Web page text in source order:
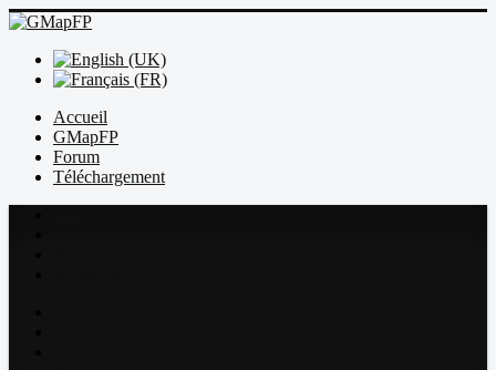
Accueil
GMapFP
Forum
Téléchargement